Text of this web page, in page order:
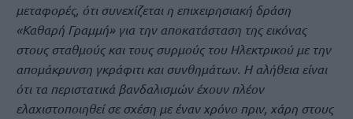
μεταφορές, ότι συνεχίζεται η επιχειρησιακή δράση
«Καθαρή Γραμμή» για την αποκατάσταση της εικόνας
στους σταθμούς και τους συρμούς του Ηλεκτρικού με την
απομάκρυνση γκράφιτι και συνθημάτων. Η αλήθεια είναι
ότι τα περιστατικά βανδαλισμών έχουν πλέον
ελαχιστοποιηθεί σε σχέση με έναν χρόνο πριν, χάρη στους